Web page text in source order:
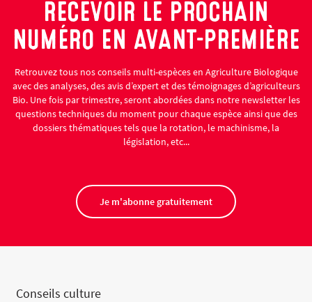
RECEVOIR LE PROCHAIN
NUMÉRO EN AVANT-PREMIÈRE
Retrouvez tous nos conseils multi-espèces en Agriculture Biologique
avec des analyses, des avis d’expert et des témoignages d’agriculteurs
Bio. Une fois par trimestre, seront abordées dans notre newsletter les
questions techniques du moment pour chaque espèce ainsi que des
dossiers thématiques tels que la rotation, le machinisme, la
législation, etc...
Je m'abonne gratuitement
Conseils culture